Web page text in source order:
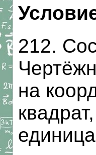
212.
на